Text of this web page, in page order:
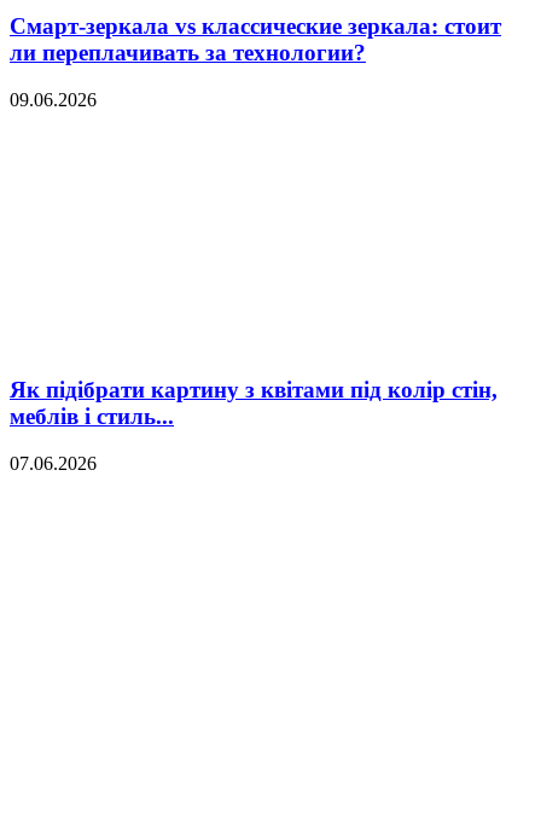
Смарт-зеркала vs классические зеркала: стоит
ли переплачивать за технологии?
09.06.2026
Як підібрати картину з квітами під колір стін,
меблів і стиль...
07.06.2026